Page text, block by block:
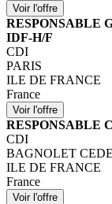
RESPONSABLE
IDF-H/F
CDI
PARIS
ILE DE FRANCE
France
RESPONSABLE
CDI
BAGNOLET
ILE DE FRANCE
France